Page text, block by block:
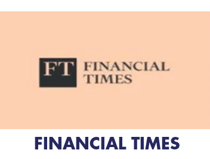
FINANCIAL TIMES